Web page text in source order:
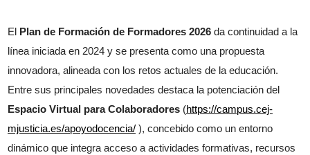
El Plan de Formación de Formadores 2026 da continuidad a la
línea iniciada en 2024 y se presenta como una propuesta
innovadora, alineada con los retos actuales de la educación.
Entre sus principales novedades destaca la potenciación del
Espacio Virtual para Colaboradores (https://campus.cej-
mjusticia.es/apoyodocencia/ ), concebido como un entorno
dinámico que integra acceso a actividades formativas, recursos